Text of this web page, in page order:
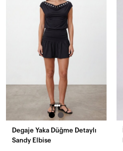
Degaje Yaka Düğme Detaylı
Sandy Elbise